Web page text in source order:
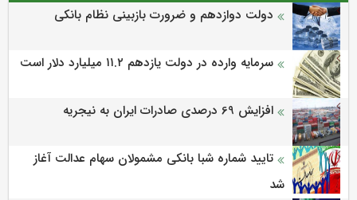
دولت دوازدهم و ضرورت بازبینی نظام بانکی
سرمایه وارده در دولت یازدهم ۱۱.۲ میلیارد دلار است
افزایش 69 درصدی صادرات ایران به نیجریه
تایید شماره شبا بانکی مشمولان سهام عدالت آغاز
شد